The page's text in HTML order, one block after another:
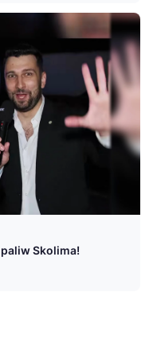
Skolima!